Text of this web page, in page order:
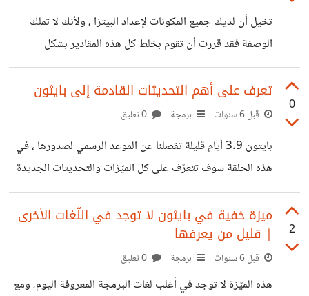
تخيل أن لديك جميع المكونات لإعداد البيتزا ، ولأنك لا تملك
الوصفة فقد قررت أن تقوم بخلط كل هذه المقادير بشكل
عشوائي حتى تصل للنتيجة التي تريدها ، فكم من محاولة تحتاج
؟! https://youtu.be/nec97NQvXOY
0
تعرف على أهم التحديثات القادمة إلى بايثون
قبل 6 سنوات برمجة
بايثون 3.9 أيام قليلة تفصلنا عن الموعد الرسمي لصدورها ، في
هذه الحلقة سوف تتعرّف على كل الميّزات والتحديثات الجديدة
في بايثون: https://youtu.be/wGd0fdJ7cnY قُمنا بتجربة
النسخة 3.9 من بايثون (python 3.9) واليوم سنشارك معكم
أهم مميزاتها .
2
ميزة خفية في بايثون لا توجد في اللّغات الأخرى
| قليل من يعرفها
قبل 6 سنوات برمجة
هذه الميّزة لا توجد في أغلب لغات البرمجة المعروفة اليوم، ومع